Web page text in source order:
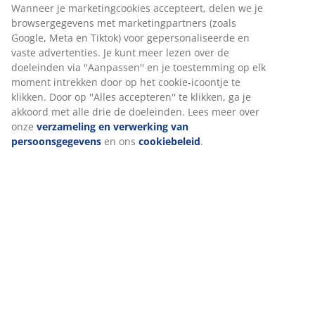
per stuk verkocht. Ø12 x H19 cm
Artikelnummer: 6426002
Specificaties
Wanneer je marketingcookies accepteert, delen we je
browsergegevens met marketingpartners (zoals
Google, Meta en Tiktok) voor gepersonaliseerde en
vaste advertenties. Je kunt meer lezen over de
doeleinden via ''Aanpassen'' en je toestemming op elk
moment intrekken door op het cookie-icoontje te
klikken. Door op ''Alles accepteren'' te klikken, ga je
akkoord met alle drie de doeleinden. Lees meer over
onze verzameling en verwerking van
persoonsgegevens en ons cookiebeleid.